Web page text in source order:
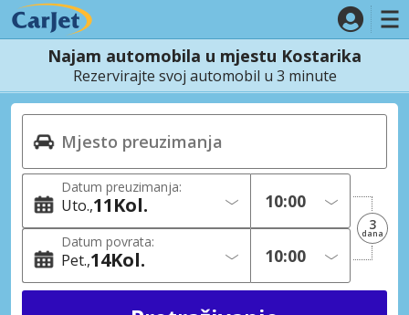
Najam automobila u mjestu Kostarika
Rezervirajte svoj automobil u 3 minute
Datum preuzimanja:
Uto. 11Kol.
Datum povrata:
Pet. 14Kol.
3
dana